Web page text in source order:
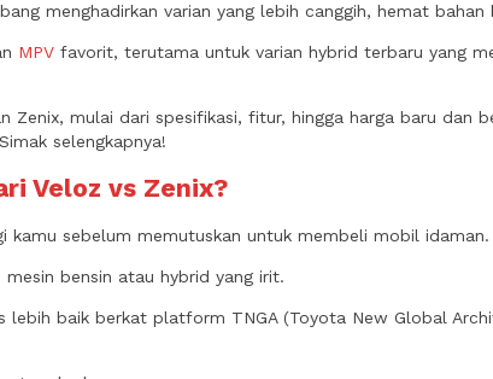
menghadirkan varian yang lebih canggih, hemat bahan
MPV favorit, terutama untuk varian hybrid terbaru yang
Zenix, mulai dari spesifikasi, fitur, hingga harga baru dan
selengkapnya!
Veloz vs Zenix?
kamu sebelum memutuskan untuk membeli mobil idaman.
bensin atau hybrid yang irit.
baik berkat platform TNGA (Toyota New Global